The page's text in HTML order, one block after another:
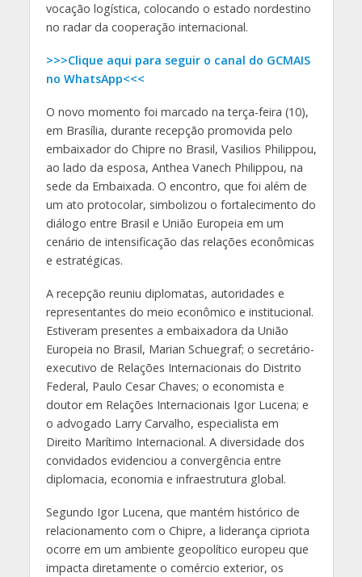
vocação logística, colocando o estado nordestino
no radar da cooperação internacional.
>>>Clique aqui para seguir o canal do GCMAIS
no WhatsApp<<<
O novo momento foi marcado na terça-feira (10),
em Brasília, durante recepção promovida pelo
embaixador do Chipre no Brasil, Vasilios Philippou,
ao lado da esposa, Anthea Vanech Philippou, na
sede da Embaixada. O encontro, que foi além de
um ato protocolar, simbolizou o fortalecimento do
diálogo entre Brasil e União Europeia em um
cenário de intensificação das relações econômicas
e estratégicas.
A recepção reuniu diplomatas, autoridades e
representantes do meio econômico e institucional.
Estiveram presentes a embaixadora da União
Europeia no Brasil, Marian Schuegraf; o secretário-
executivo de Relações Internacionais do Distrito
Federal, Paulo Cesar Chaves; o economista e
doutor em Relações Internacionais Igor Lucena; e
o advogado Larry Carvalho, especialista em
Direito Marítimo Internacional. A diversidade dos
convidados evidenciou a convergência entre
diplomacia, economia e infraestrutura global.
Segundo Igor Lucena, que mantém histórico de
relacionamento com o Chipre, a liderança cipriota
ocorre em um ambiente geopolítico europeu que
impacta diretamente o comércio exterior, os